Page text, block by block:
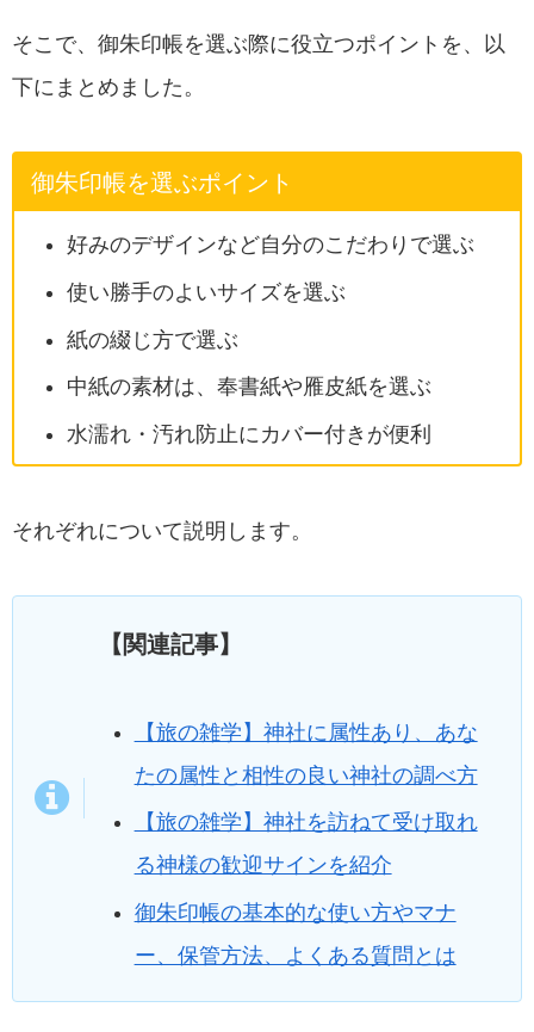
そこで、御朱印帳を選ぶ際に役立つポイントを、以
下にまとめました。
御朱印帳を選ぶポイント
好みのデザインなど自分のこだわりで選ぶ
使い勝手のよいサイズを選ぶ
紙の綴じ方で選ぶ
中紙の素材は、奉書紙や雁皮紙を選ぶ
水濡れ・汚れ防止にカバー付きが便利
それぞれについて説明します。
【関連記事】
【旅の雑学】神社に属性あり、あな
たの属性と相性の良い神社の調べ方
【旅の雑学】神社を訪ねて受け取れ
る神様の歓迎サインを紹介
御朱印帳の基本的な使い方やマナ
ー、保管方法、よくある質問とは